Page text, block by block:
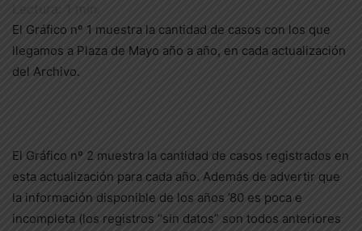
El Gráfico nº 1 muestra la cantidad de casos con los que
llegamos a Plaza de Mayo año a año, en cada actualización
del Archivo.
El Gráfico nº 2 muestra la cantidad de casos registrados en
esta actualización para cada año. Además de advertir que
la información disponible de los años ’80 es poca e
incompleta (los registros “sin datos” son todos anteriores